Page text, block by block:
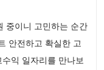
중이니 고민하는 순간
안전하고 확실한 고
익 일자리를 만나보